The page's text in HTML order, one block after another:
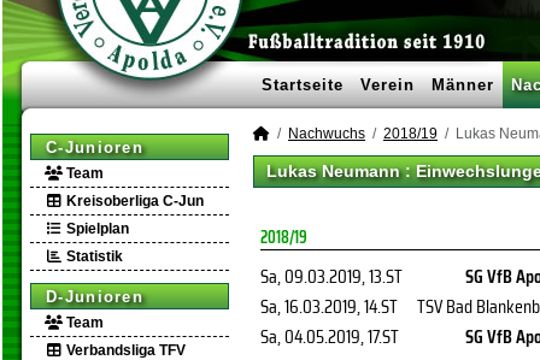
Startseite Verein Männer
C-Junioren
Team
Kreisoberliga C-Jun
Spielplan
Statistik
D-Junioren
Team
Verbandsliga TFV
Nachwuchs 2018/19 Lukas
Lukas Neumann :
2018/19
Sa, 09.03.2019, 13.ST
SG VfB
Sa, 16.03.2019, 14.ST
TSV Bad
Sa, 04.05.2019, 17.ST SG VfB